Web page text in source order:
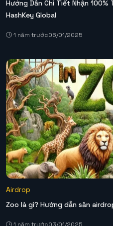
Hướng Dẫn Chi Tiết Nhận
HashKey Global
1 năm trước06/01/2025
Airdrop
Zoo là gì? Hướng dẫn săn
1 năm trước03/01/2025